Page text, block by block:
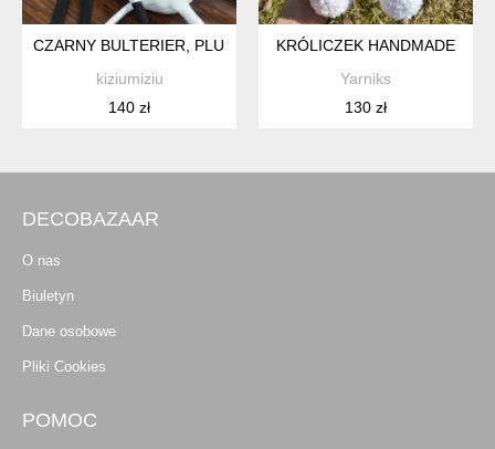
CZARNY BULTERIER, PLUSZOWY PIES PRZYTULANKA
kiziumiziu
140 zł
KRÓLICZEK HANDMADE
Yarniks
130 zł
DECOBAZAAR
O nas
Biuletyn
Dane osobowe
Pliki Cookies
POMOC